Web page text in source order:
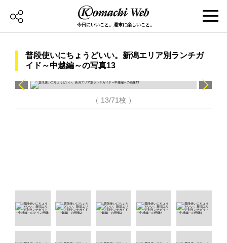
今日にいいこと。週末に楽しいこと。
普段使いにちょうどいい。新潟エリア別ランチガ
イド～中越編～の写真13
（ 13/71枚 ）